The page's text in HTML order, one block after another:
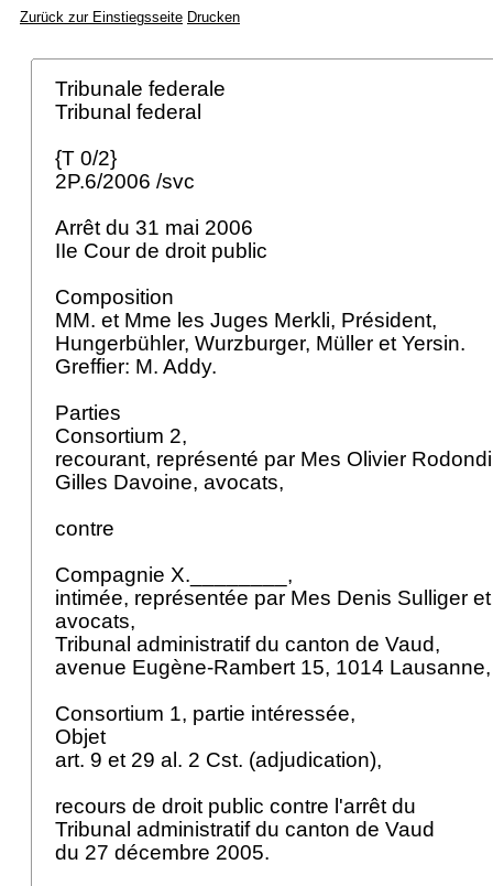
Zurück zur Einstiegsseite Drucken
Tribunale federale
Tribunal federal
{T 0/2}
2P.6/2006 /svc
Arrêt du 31 mai 2006
IIe Cour de droit public
Composition
MM. et Mme les Juges Merkli, Président,
Hungerbühler, Wurzburger, Müller et Yersin.
Greffier: M. Addy.
Parties
Consortium 2,
recourant, représenté par Mes Olivier
Gilles Davoine, avocats,
contre
Compagnie X.________,
intimée, représentée par Mes Denis Sulliger
avocats,
Tribunal administratif du canton de Vaud,
avenue Eugène-Rambert 15, 1014
Consortium 1, partie intéressée,
Objet
art. 9 et 29 al. 2 Cst. (adjudication),
recours de droit public contre l'arrêt du
Tribunal administratif du canton de Vaud
du 27 décembre 2005.